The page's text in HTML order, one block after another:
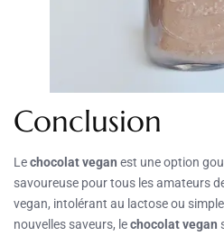
Conclusion
Lechocolat vegan est une option
savoureuse pour tous les amateurs
vegan, intolérant au lactose ou
nouvelles saveurs, lechocolat vegan